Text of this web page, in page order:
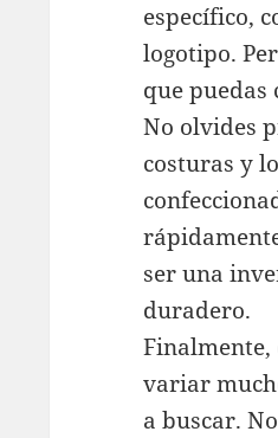
específico,
logotipo.
que
No olvides
costuras y
ser una
duradero.
Finalmente,
variar
a buscar.